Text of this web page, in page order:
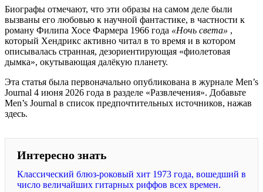
Биографы отмечают, что эти образы на самом деле были
вызваны его любовью к научной фантастике, в частности к
роману Филипа Хосе Фармера 1966 года «Ночь света» ,
который Хендрикс активно читал в то время и в котором
описывалась странная, дезориентирующая «фиолетовая
дымка», окутывающая далёкую планету.
Эта статья была первоначально опубликована в журнале Men’s
Journal 4 июня 2026 года в разделе «Развлечения». Добавьте
Men’s Journal в список предпочтительных источников, нажав
здесь.
Интересно знать
Классический блюз-роковый хит 1973 года, вошедший в
число величайших гитарных риффов всех времен.